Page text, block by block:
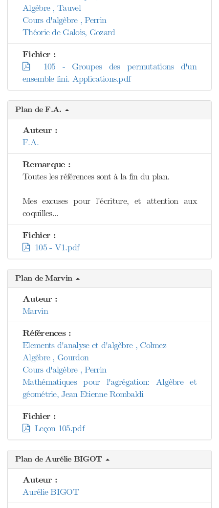
Algèbre , Tauvel
Cours d'algèbre , Perrin
Théorie de Galois, Gozard
Fichier :
105 - Groupes des permutations d'un
ensemble fini. Applications.pdf
Plan de F.A.
Auteur :
F.A.
Remarque :
Toutes les références sont à la fin du plan.
Mes excuses pour l'écriture, et attention aux
coquilles...
Fichier :
105 - V1.pdf
Plan de Marvin
Auteur :
Marvin
Références :
Elements d'analyse et d'algèbre , Colmez
Algèbre , Gourdon
Cours d'algèbre , Perrin
Mathématiques pour l'agrégation: Algèbre et
géométrie, Jean Etienne Rombaldi
Fichier :
Leçon 105.pdf
Plan de Aurélie BIGOT
Auteur :
Aurélie BIGOT